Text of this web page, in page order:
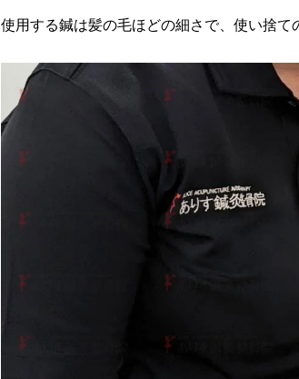
使用する鍼は髪の毛ほどの細さで、使い捨て